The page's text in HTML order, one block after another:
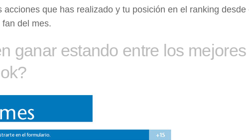
que has realizado y tu posición en el ranking desde
del mes.
ganar estando entre los mejores